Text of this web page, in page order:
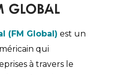
Global
(FM Global) est un
qui
à travers le